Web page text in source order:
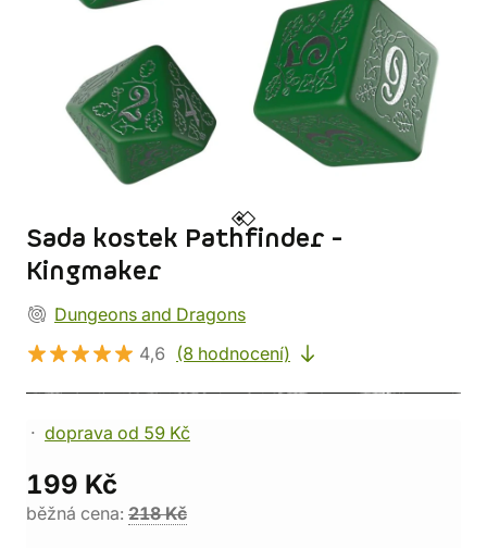
Sada kostek Pathfinder -
Kingmaker
Dungeons and Dragons
4,6
(8 hodnocení)
doprava od 59 Kč
199 Kč
běžná cena: 218 Kč